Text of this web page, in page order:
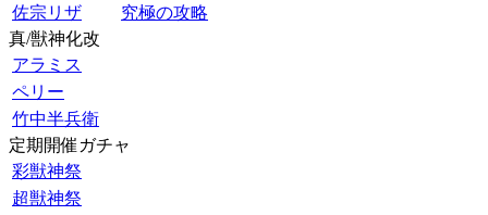
佐宗リザ
究極の攻略
真/獣神化改
アラミス
ペリー
竹中半兵衛
定期開催ガチャ
彩獣神祭
超獣神祭